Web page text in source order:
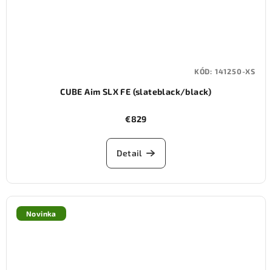
CUBE Aim SLX FE (slateblack/black)
€829
Detail
KÓD: 141250-XS
Novinka